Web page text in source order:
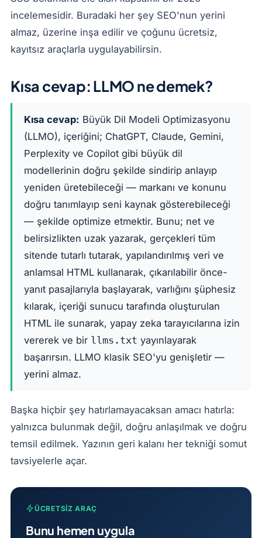
incelemesidir. Buradaki her şey SEO'nun yerini
almaz, üzerine inşa edilir ve çoğunu ücretsiz,
kayıtsız araçlarla uygulayabilirsin.
Kısa cevap: LLMO ne demek?
Kısa cevap: Büyük Dil Modeli Optimizasyonu
(LLMO), içeriğini; ChatGPT, Claude, Gemini,
Perplexity ve Copilot gibi büyük dil
modellerinin doğru şekilde sindirip anlayıp
yeniden üretebileceği — markanı ve konunu
doğru tanımlayıp seni kaynak gösterebileceği
— şekilde optimize etmektir. Bunu; net ve
belirsizlikten uzak yazarak, gerçekleri tüm
sitende tutarlı tutarak, yapılandırılmış veri ve
anlamsal HTML kullanarak, çıkarılabilir önce-
yanıt pasajlarıyla başlayarak, varlığını şüphesiz
kılarak, içeriği sunucu tarafında oluşturulan
HTML ile sunarak, yapay zeka tarayıcılarına izin
vererek ve bir llms.txt yayınlayarak
başarırsın. LLMO klasik SEO'yu genişletir —
yerini almaz.
Başka hiçbir şey hatırlamayacaksan amacı hatırla:
yalnızca bulunmak değil, doğru anlaşılmak ve doğru
temsil edilmek. Yazının geri kalanı her tekniği somut
tavsiyelerle açar.
ÜCRETSIZ ARAÇ
Bunu hemen uygula